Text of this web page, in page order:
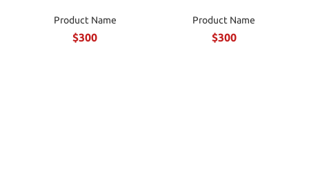
Product Name
$300
Product Name
$300